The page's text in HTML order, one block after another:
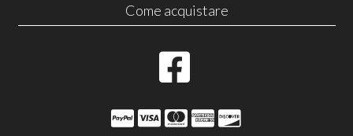
Come acquistare